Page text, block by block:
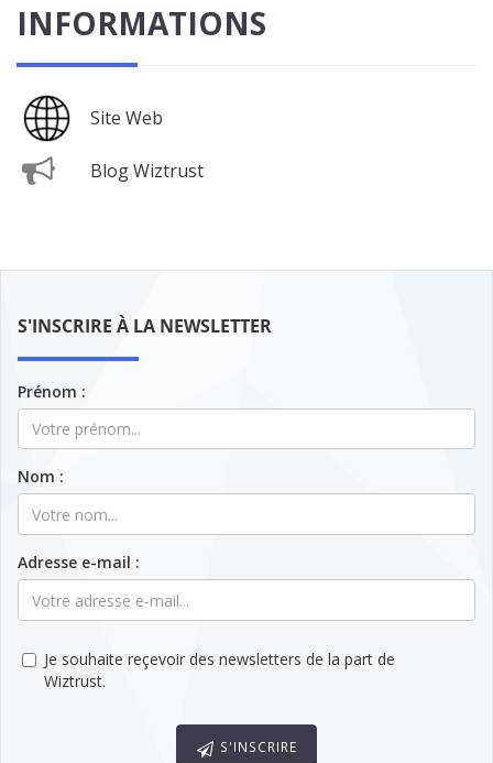
INFORMATIONS
Site Web
Blog Wiztrust
S'INSCRIRE À LA NEWSLETTER
Prénom :
Nom :
Adresse e-mail :
Je souhaite reçevoir des newsletters de la part de
Wiztrust.
S'INSCRIRE